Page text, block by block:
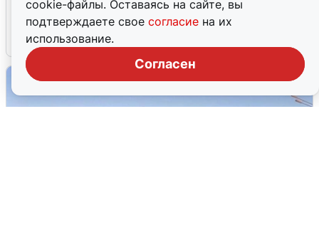
cookie-файлы. Оставаясь на сайте, вы
подтверждаете свое согласие на их
использование.
Согласен
об атаке БПЛА 5 августа
5 августа 0